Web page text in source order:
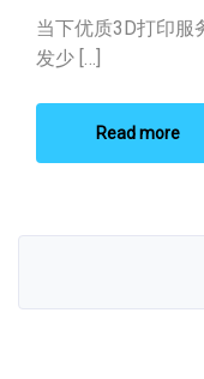
当下优质3D打印服
发少 […]
Read more